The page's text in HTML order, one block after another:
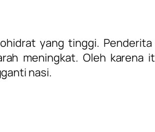
yang tinggi.
meningkat. Oleh
nasi.